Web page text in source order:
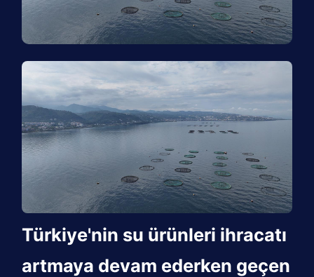
Türkiye'nin su ürünleri ihracatı
artmaya devam ederken geçen